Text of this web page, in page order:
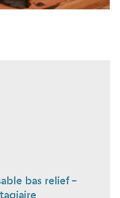
bas relief -